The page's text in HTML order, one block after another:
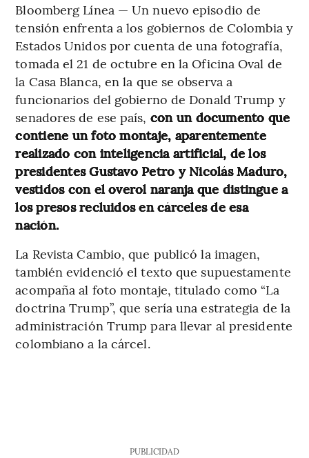
Bloomberg Línea — Un nuevo episodio de
tensión enfrenta a los gobiernos de Colombia y
Estados Unidos por cuenta de una fotografía,
tomada el 21 de octubre en la Oficina Oval de
la Casa Blanca, en la que se observa a
funcionarios del gobierno de Donald Trump y
senadores de ese país, con un documento que
contiene un foto montaje, aparentemente
realizado con inteligencia artificial, de los
presidentes Gustavo Petro y Nicolás Maduro,
vestidos con el overol naranja que distingue a
los presos recluidos en cárceles de esa
nación.
La Revista Cambio, que publicó la imagen,
también evidenció el texto que supuestamente
acompaña al foto montaje, titulado como “La
doctrina Trump”, que sería una estrategia de la
administración Trump para llevar al presidente
colombiano a la cárcel.
PUBLICIDAD